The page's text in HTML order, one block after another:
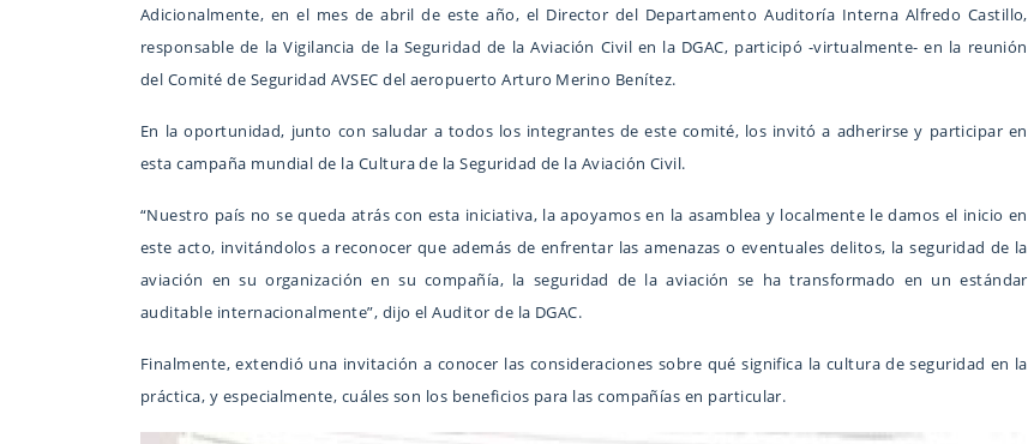
Adicionalmente, en el mes de abril de este año, el Director del Departamento Auditoría Interna Alfredo Castillo,
responsable de la Vigilancia de la Seguridad de la Aviación Civil en la DGAC, participó -virtualmente- en la reunión
del Comité de Seguridad AVSEC del aeropuerto Arturo Merino Benítez.
En la oportunidad, junto con saludar a todos los integrantes de este comité, los invitó a adherirse y participar en
esta campaña mundial de la Cultura de la Seguridad de la Aviación Civil.
“Nuestro país no se queda atrás con esta iniciativa, la apoyamos en la asamblea y localmente le damos el inicio en
este acto, invitándolos a reconocer que además de enfrentar las amenazas o eventuales delitos, la seguridad de la
aviación en su organización en su compañía, la seguridad de la aviación se ha transformado en un estándar
auditable internacionalmente”, dijo el Auditor de la DGAC.
Finalmente, extendió una invitación a conocer las consideraciones sobre qué significa la cultura de seguridad en la
práctica, y especialmente, cuáles son los beneficios para las compañías en particular.